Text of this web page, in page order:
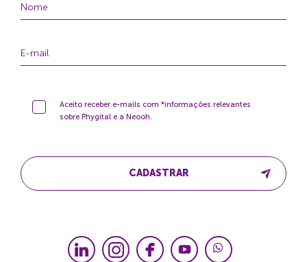
Aceito receber e-mails com *informações relevantes
sobre Phygital e a Neooh.
CADASTRAR